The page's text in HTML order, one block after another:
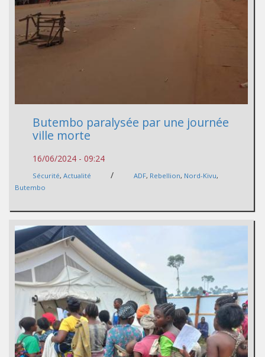
Butembo paralysée par une journée
ville morte
16/06/2024 - 09:24
Sécurité, Actualité / ADF, Rebellion, Nord-Kivu,
Butembo